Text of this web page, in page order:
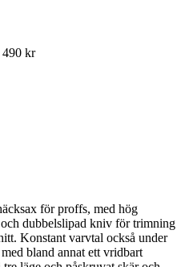
490 kr
för proffs, med hög
dubbelslipad kniv för trimning
Konstant varvtal också under
bland annat ett vridbart